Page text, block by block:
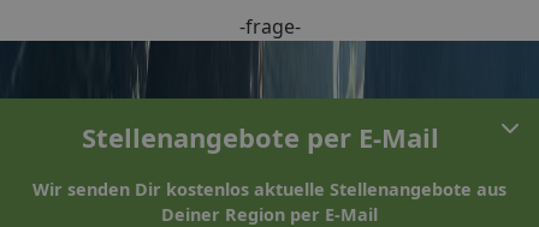
-frage-
Stellenangebote per E-Mail
Wir senden Dir kostenlos aktuelle Stellenangebote aus
Deiner Region per E-Mail